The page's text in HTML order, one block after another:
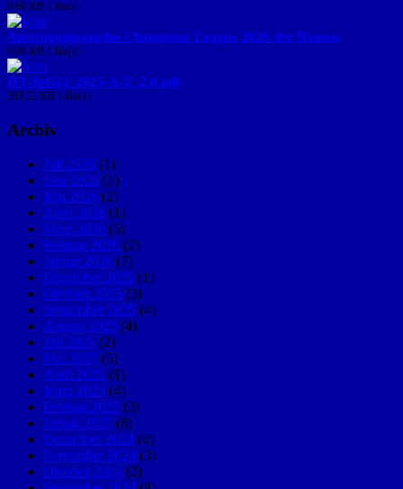
0.00 KB 1 file(s)
Austragungsmodus Champions League 2026 der Damen
0.00 KB 1 file(s)
IFI-SpGLi_2025-A-Z_2.0.pdf
292.22 KB 1 file(s)
Archiv
Juli 2026 (1)
Juni 2026 (1)
Mai 2026 (2)
April 2026 (1)
März 2026 (5)
Februar 2026 (2)
Januar 2026 (7)
Dezember 2025 (1)
Oktober 2025 (3)
September 2025 (4)
August 2025 (4)
Juli 2025 (2)
Mai 2025 (5)
April 2025 (1)
März 2025 (4)
Februar 2025 (3)
Januar 2025 (8)
Dezember 2024 (4)
November 2024 (3)
Oktober 2024 (2)